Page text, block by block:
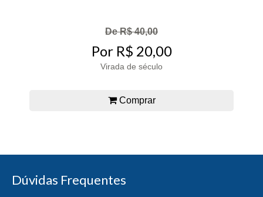
De R$ 40,00
Por R$ 20,00
Virada de século
Comprar
Dúvidas Frequentes